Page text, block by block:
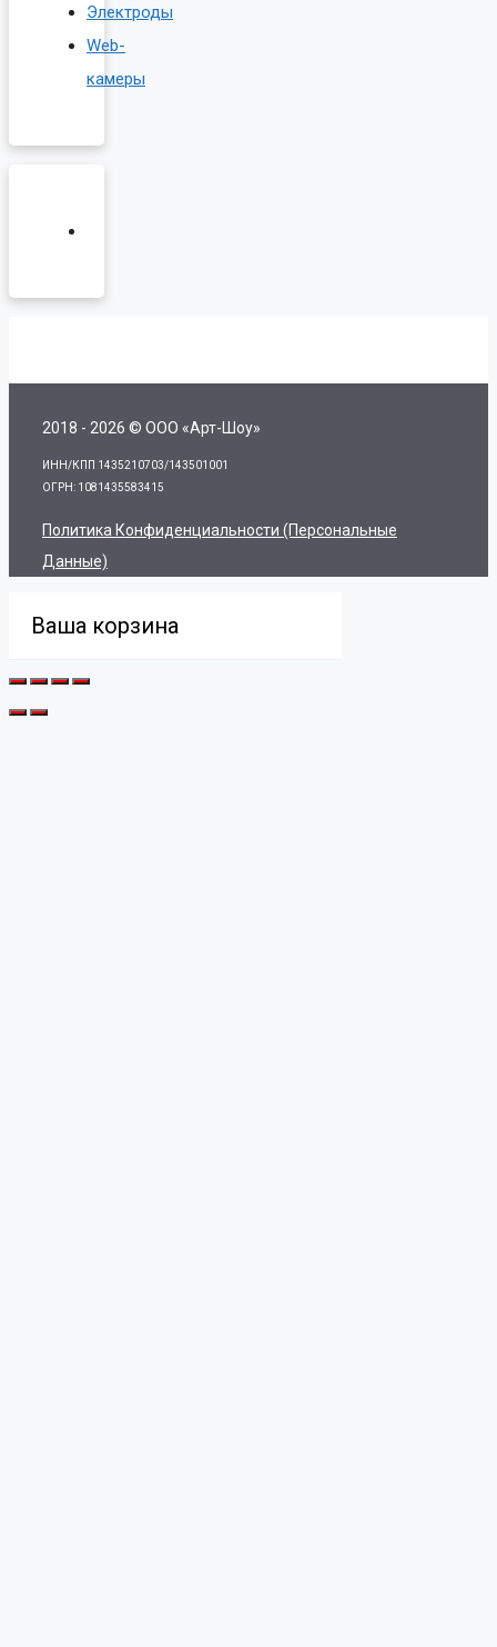
Электроды
Web-
камеры
2018 - 2026 © ООО «Арт-Шоу»
ИНН/КПП 1435210703/143501001
ОГРН: 1081435583415
Политика Конфиденциальности (персональные
Данные)
Ваша корзина